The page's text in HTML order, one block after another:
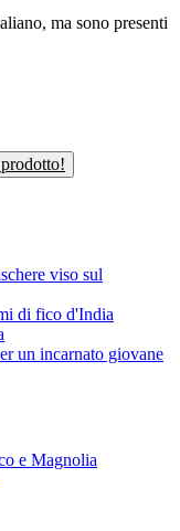
ma sono presenti
viso sul
di fico d'India
un incarnato giovane
e Magnolia